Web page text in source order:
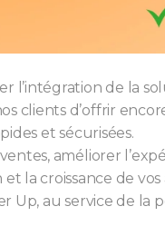
l’intégration de la
clients d’offrir
et sécurisées.
améliorer
la croissance de vos
Up, au service de la